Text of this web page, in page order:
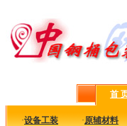
首
·设备工装 ·原辅材料